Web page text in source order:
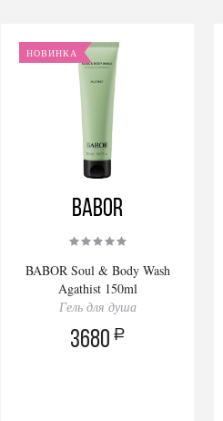
НОВИНКА
BABOR
BABOR Soul & Body Wash
Agathist 150ml
Гель для душа
3680 a